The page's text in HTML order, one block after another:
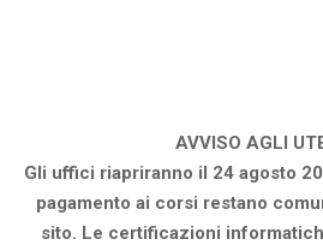
AVVISO AGLI
Gli uffici riapriranno il 24 agosto
pagamento ai corsi restano
sito. Le certificazioni